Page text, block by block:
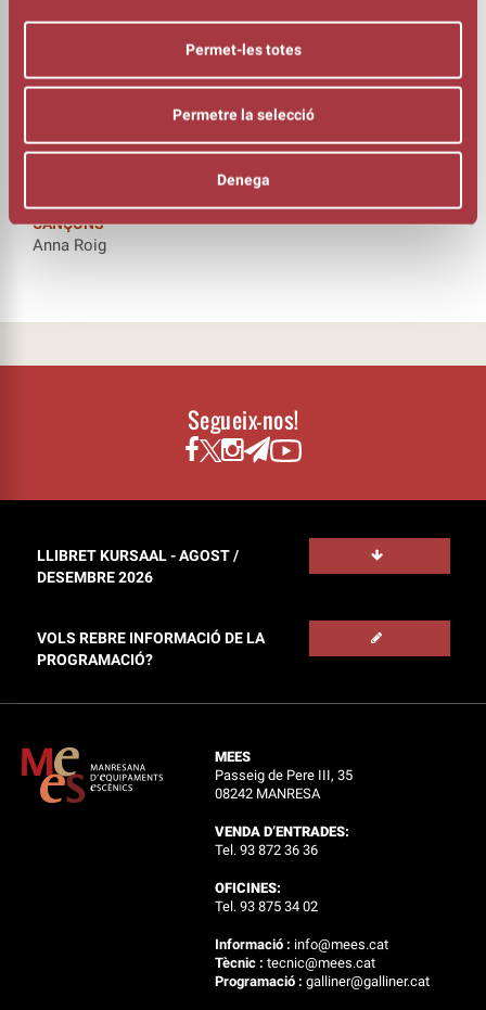
Permet-les totes
Permetre la selecció
Denega
Carla Gonzalez Ferrer (contrabaix)
Andreu Vilar (vibràfon)
Jordi Santanach (saxo i clarinet)
Àlex Cassanyes (trombó)
DIRECCIÓ ESCÈNICA
Jordi Casanovas
Àlex Cassanyes
CANÇONS
Anna Roig
Segueix-nos!
LLIBRET KURSAAL - AGOST /
DESEMBRE 2026
VOLS REBRE INFORMACIÓ DE LA
PROGRAMACIÓ?
MEES
Passeig de Pere III, 35
08242 MANRESA
VENDA D’ENTRADES:
Tel. 93 872 36 36
OFICINES:
Tel. 93 875 34 02
Informació : info@mees.cat
Tècnic :tecnic@mees.cat
Programació :galliner@galliner.cat